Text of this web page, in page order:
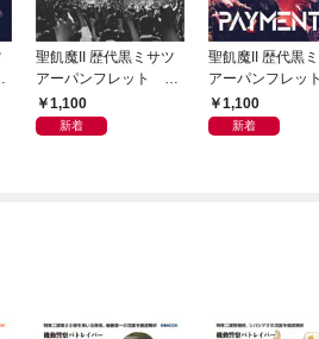
聖飢魔II 歴代黒ミサツ
アーパンフレット Th
e 35++th Anniversary
TENACIOUS GREAT B
1,100
新着
聖飢魔II 歴代黒
アーパンフレッ
DEO BLACK
LIVE TALK TOUR
1,100
新着